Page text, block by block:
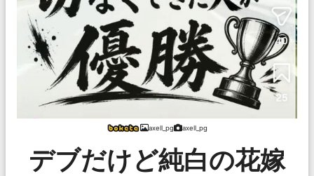
axell_pg axell_pg
デブだけど純白の花嫁